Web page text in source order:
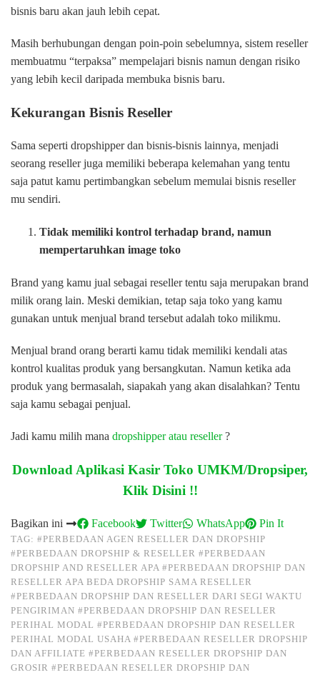
bisnis baru akan jauh lebih cepat.
Masih berhubungan dengan poin-poin sebelumnya, sistem reseller
membuatmu “terpaksa” mempelajari bisnis namun dengan risiko
yang lebih kecil daripada membuka bisnis baru.
Kekurangan Bisnis Reseller
Sama seperti dropshipper dan bisnis-bisnis lainnya, menjadi
seorang reseller juga memiliki beberapa kelemahan yang tentu
saja patut kamu pertimbangkan sebelum memulai bisnis reseller
mu sendiri.
Tidak memiliki kontrol terhadap brand, namun
mempertaruhkan image toko
Brand yang kamu jual sebagai reseller tentu saja merupakan brand
milik orang lain. Meski demikian, tetap saja toko yang kamu
gunakan untuk menjual brand tersebut adalah toko milikmu.
Menjual brand orang berarti kamu tidak memiliki kendali atas
kontrol kualitas produk yang bersangkutan. Namun ketika ada
produk yang bermasalah, siapakah yang akan disalahkan? Tentu
saja kamu sebagai penjual.
Jadi kamu milih mana dropshipper atau reseller?
Download Aplikasi Kasir Toko UMKM/Dropsiper,
Klik Disini !!
Bagikan ini Facebook Twitter WhatsApp Pin It
TAG: #PERBEDAAN AGEN RESELLER DAN DROPSHIP
#PERBEDAAN DROPSHIP & RESELLER #PERBEDAAN
DROPSHIP AND RESELLER APA #PERBEDAAN DROPSHIP DAN
RESELLER APA BEDA DROPSHIP SAMA RESELLER
#PERBEDAAN DROPSHIP DAN RESELLER DARI SEGI WAKTU
PENGIRIMAN #PERBEDAAN DROPSHIP DAN RESELLER
PERIHAL MODAL #PERBEDAAN DROPSHIP DAN RESELLER
PERIHAL MODAL USAHA #PERBEDAAN RESELLER DROPSHIP
DAN AFFILIATE #PERBEDAAN RESELLER DROPSHIP DAN
GROSIR #PERBEDAAN RESELLER DROPSHIP DAN